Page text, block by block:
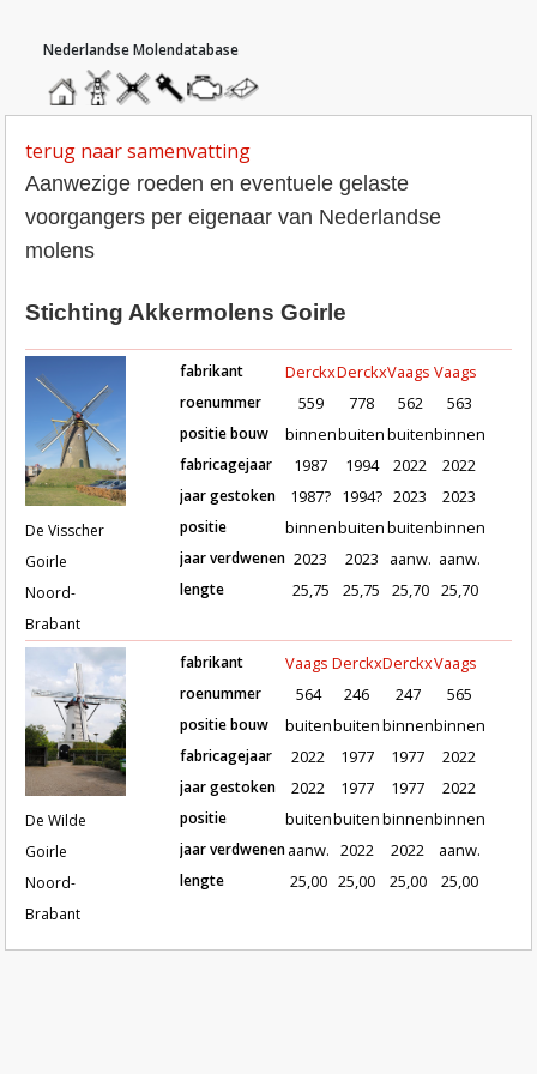
homemolendatabase
roedendatabase
assendatabase
motorendatabase
stuur
een
terug naar samenvatting
Aanwezige roeden en eventuele gelaste
voorgangers per eigenaar van Nederlandse
molens
Stichting Akkermolens Goirle
De Visscher
Goirle
Noord-
Brabant
Roeden van molen De Visscher in
fabrikant
roenummer
positie bouw
fabricagejaar
jaar gestoken
positie
jaar verdwenen
lengte
Derckx
559
binnen
1987
1987?
binnen
2023
25,75
Derckx
778
buiten
1994
1994?
buiten
2023
25,75
Vaags
562
buiten
2022
2023
buiten
aanw.
25,70
Vaags
563
binnen
2022
2023
binnen
aanw.
25,70
De Wilde
Goirle
Noord-
Brabant
Roeden van molen De Wilde in Goirle
fabrikant
roenummer
positie bouw
fabricagejaar
jaar gestoken
positie
jaar verdwenen
lengte
Vaags
564
buiten
2022
2022
buiten
aanw.
25,00
Derckx
246
buiten
1977
1977
buiten
2022
25,00
Derckx
247
binnen
1977
1977
binnen
2022
25,00
Vaags
565
binnen
2022
2022
binnen
aanw.
25,00